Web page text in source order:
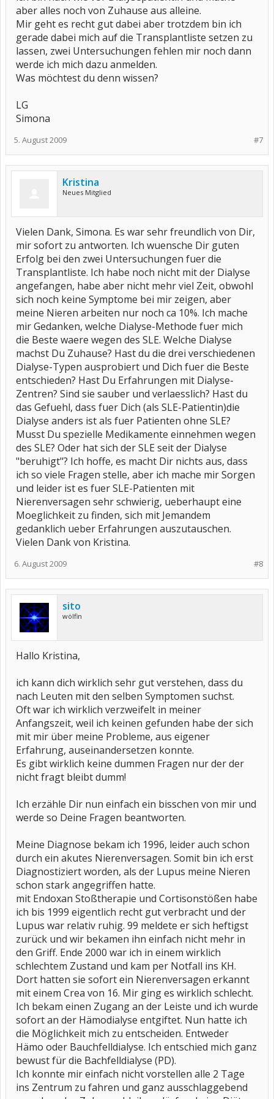
wünsche euch noch einen schönen abend.
lg
sito
aber alles noch von Zuhause aus alleine.
Mir geht es recht gut dabei aber trotzdem bin ich
gerade dabei mich auf die Transplantliste setzen zu
lassen, zwei Untersuchungen fehlen mir noch dann
werde ich mich dazu anmelden.
Was möchtest du denn wissen?
LG
Simona
#7
5. August 2009
Kristina
Neues Mitglied
Vielen Dank, Simona. Es war sehr freundlich von Dir,
mir sofort zu antworten. Ich wuensche Dir guten
Erfolg bei den zwei Untersuchungen fuer die
Transplantliste. Ich habe noch nicht mit der Dialyse
angefangen, habe aber nicht mehr viel Zeit, obwohl
sich noch keine Symptome bei mir zeigen, aber
meine Nieren arbeiten nur noch ca 10%. Ich mache
mir Gedanken, welche Dialyse-Methode fuer mich
die Beste waere wegen des SLE. Welche Dialyse
machst Du Zuhause? Hast du die drei verschiedenen
Dialyse-Typen ausprobiert und Dich fuer die Beste
entschieden? Hast Du Erfahrungen mit Dialyse-
Zentren? Sind sie sauber und verlaesslich? Hast du
das Gefuehl, dass fuer Dich (als SLE-Patientin)die
Dialyse anders ist als fuer Patienten ohne SLE?
Musst Du spezielle Medikamente einnehmen wegen
des SLE? Oder hat sich der SLE seit der Dialyse
"beruhigt"? Ich hoffe, es macht Dir nichts aus, dass
ich so viele Fragen stelle, aber ich mache mir Sorgen
und leider ist es fuer SLE-Patienten mit
Nierenversagen sehr schwierig, ueberhaupt eine
Moeglichkeit zu finden, sich mit Jemandem
gedanklich ueber Erfahrungen auszutauschen.
Vielen Dank von Kristina.
#8
6. August 2009
sito
wölfin
Hallo Kristina,
ich kann dich wirklich sehr gut verstehen, dass du
nach Leuten mit den selben Symptomen suchst.
Oft war ich wirklich verzweifelt in meiner
Anfangszeit, weil ich keinen gefunden habe der sich
mit mir über meine Probleme, aus eigener
Erfahrung, auseinandersetzen konnte.
Es gibt wirklich keine dummen Fragen nur der der
nicht fragt bleibt dumm!
Ich erzähle Dir nun einfach ein bisschen von mir und
werde so Deine Fragen beantworten.
Meine Diagnose bekam ich 1996, leider auch schon
durch ein akutes Nierenversagen. Somit bin ich erst
Diagnostiziert worden, als der Lupus meine Nieren
schon stark angegriffen hatte.
mit Endoxan Stoßtherapie und Cortisonstößen habe
ich bis 1999 eigentlich recht gut verbracht und der
Lupus war relativ ruhig. 99 meldete er sich heftigst
zurück und wir bekamen ihn einfach nicht mehr in
den Griff. Ende 2000 war ich in einem wirklich
schlechtem Zustand und kam per Notfall ins KH.
Dort hatten sie sofort ein Nierenversagen erkannt
mit einem Crea von 16. Mir ging es wirklich schlecht.
Ich bekam einen Zugang an der Leiste und ich wurde
sofort an der Hämodialyse entgiftet. Nun hatte ich
die Möglichkeit mich zu entscheiden. Entweder
Hämo oder Bauchfelldialyse. Ich entschied mich ganz
bewust für die Bachfelldialyse (PD).
Ich konnte mir einfach nicht vorstellen alle 2 Tage
ins Zentrum zu fahren und ganz ausschlaggebend